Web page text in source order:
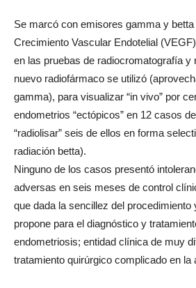
Se marcó con emisores gamma y
Crecimiento Vascular Endotelial
en las pruebas de radiocromatografía y
nuevo radiofármaco se utilizó
gamma), para visualizar “in vivo” por
endometrios “ectópicos” en 12 casos
“radiolisar” seis de ellos en forma
radiación betta).
Ninguno de los casos presentó
adversas en seis meses de control
que dada la sencillez del procedimiento
propone para el diagnóstico y
endometriosis; entidad clínica de muy
tratamiento quirúrgico complicado en la